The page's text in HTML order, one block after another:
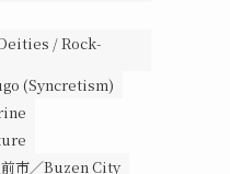
/ Rock-
(Syncretism)
市／Buzen City